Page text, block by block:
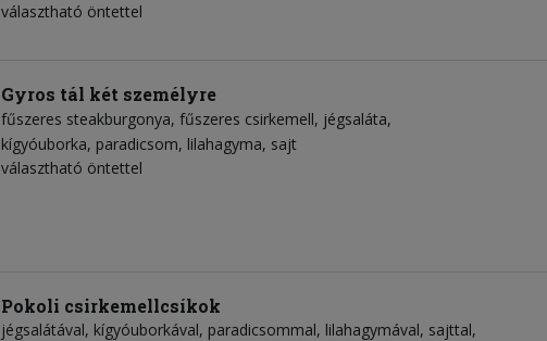
választható öntettel
Gyros tál két személyre
fűszeres steakburgonya fűszeres csirkemell jégsaláta
kígyóuborka paradicsom lilahagyma sajt
választható öntettel
Pokoli csirkemellcsíkok
jégsalátával, kígyóuborkával, paradicsommal, lilahagymával, sajttal,